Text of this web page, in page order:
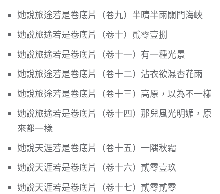
她說旅途若是卷底片（卷九）半晴半雨關門海峽
她說旅途若是卷底片（卷十）貳零壹捌
她說旅途若是卷底片（卷十一）有一種光景
她說旅途若是卷底片（卷十二）沾衣欲濕杏花雨
她說旅途若是卷底片（卷十三）高原，以為不一樣
她說旅途若是卷底片（卷十四）那兒風光明媚，原
來都一樣
她說天涯若是卷底片（卷十五）一隅秋霜
她說天涯若是卷底片（卷十六）貳零壹玖
她說天涯若是卷底片（卷十七）貳零貳零